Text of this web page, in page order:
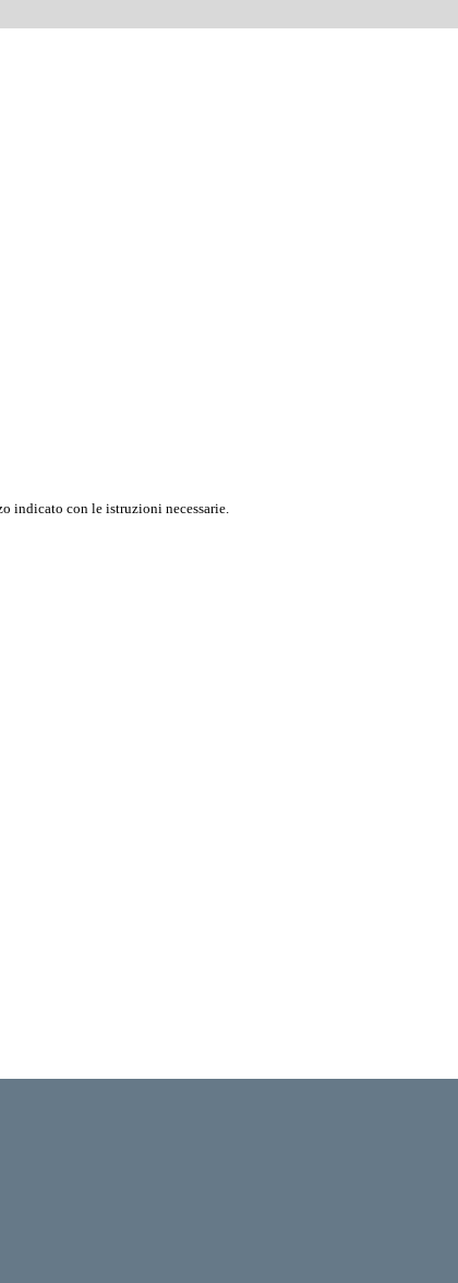
indicato con le istruzioni necessarie.